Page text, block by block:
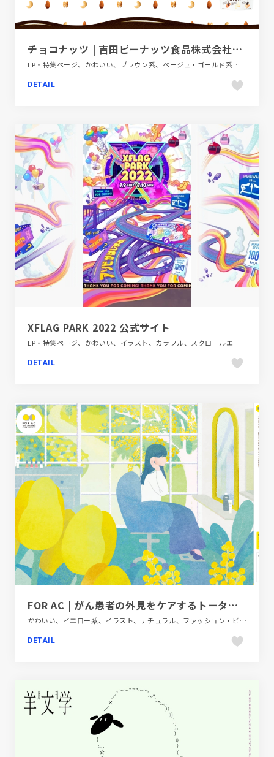
チョコナッツ | 吉田ピーナッツ食品株式会社【公式】
LP・特集ページ、かわいい、ブラウン系、ベージュ・ゴールド系、ポップ、モーション多め、商品紹介、飲料・食品
DETAIL
XFLAG PARK 2022 公式サイト
LP・特集ページ、かわいい、イラスト、カラフル、スクロールエフェクト、ダイナミック、テレビ・アニメ・映画・芸能、デザイン・アート・音楽・文芸、パープル系、ホワイト系、ポップ、モーション多め、商業施設・レジャー
DETAIL
FOR AC | がん患者の外見をケアするトータルアピアランスケア
かわいい、イエロー系、イラスト、ナチュラル、ファッション・ビューティー、ブルー系、医療・ヘルスケア
DETAIL